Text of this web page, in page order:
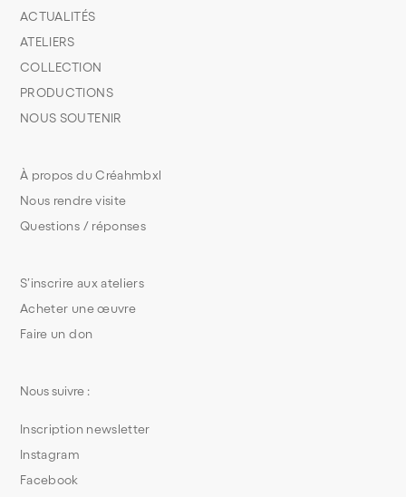
S’inscrire aux ateliers
Acheter une œuvre
Faire un don
À propos du Créahmbxl
Nous rendre visite
Questions / réponses
ACTUALITÉS
ATELIERS
COLLECTION
PRODUCTIONS
NOUS SOUTENIR
Nous suivre :
Inscription newsletter
Instagram
Facebook